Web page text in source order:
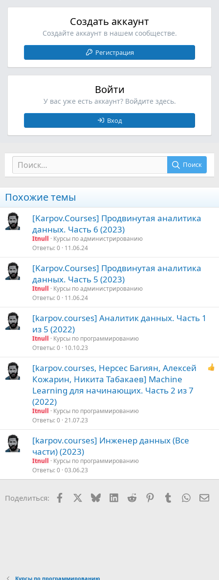
Создать аккаунт
Создайте аккаунт в нашем сообществе.
Регистрация
Войти
У вас уже есть аккаунт? Войдите здесь.
Вход
Поиск
Похожие темы
[Karpov.Courses] Продвинутая аналитика
данных. Часть 6 (2023)
Itnull
Курсы по администрированию
Ответы 0 11.06.24
[Karpov.Courses] Продвинутая аналитика
данных. Часть 5 (2023)
Itnull
Курсы по администрированию
Ответы 0 11.06.24
[karpov.courses] Аналитик данных. Часть 1
из 5 (2022)
Itnull
Курсы по программированию
Ответы 0 10.10.23
[karpov.courses, Нерсес Багиян, Алексей
Кожарин, Никита Табакаев] Machine
Learning для начинающих. Часть 2 из 7
(2022)
Itnull
Курсы по программированию
Ответы 0 21.07.23
[karpov.courses] Инженер данных (Все
части) (2023)
Itnull
Курсы по программированию
Ответы 0 03.06.23
Поделиться: FacebookX (Twitter)
BlueskyLinkedIn
Reddit PinterestTumblr
Курсы по программированию